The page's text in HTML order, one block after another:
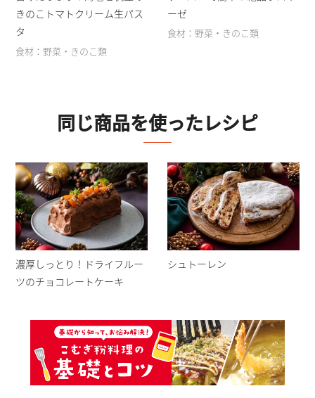
きのこトマトクリーム生パス
タ
食材：野菜・きのこ類
ーゼ
食材：野菜・きのこ類
同じ商品を使ったレシピ
濃厚しっとり！ドライフルー
ツのチョコレートケーキ
シュトーレン